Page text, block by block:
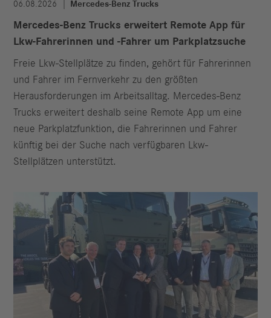
06.08.2026 Mercedes-Benz Trucks
Mercedes-Benz Trucks erweitert Remote App für
Lkw-Fahrerinnen und -Fahrer um Parkplatzsuche
Freie Lkw-Stellplätze zu finden, gehört für Fahrerinnen
und Fahrer im Fernverkehr zu den größten
Herausforderungen im Arbeitsalltag. Mercedes-Benz
Trucks erweitert deshalb seine Remote App um eine
neue Parkplatzfunktion, die Fahrerinnen und Fahrer
künftig bei der Suche nach verfügbaren Lkw-
Stellplätzen unterstützt.